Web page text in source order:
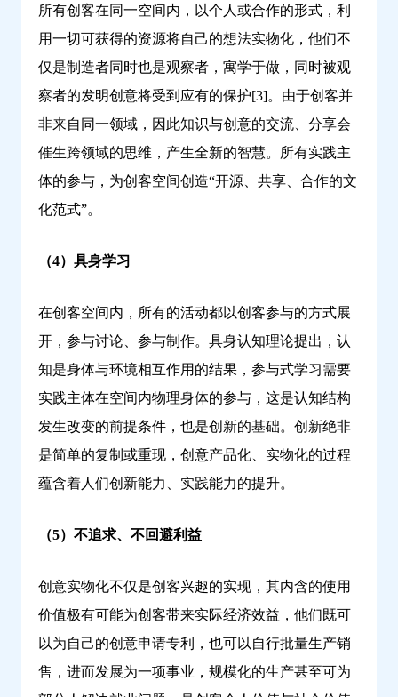
所有创客在同一空间内，以个人或合作的形式，利
用一切可获得的资源将自己的想法实物化，他们不
仅是制造者同时也是观察者，寓学于做，同时被观
察者的发明创意将受到应有的保护[3]。由于创客并
非来自同一领域，因此知识与创意的交流、分享会
催生跨领域的思维，产生全新的智慧。所有实践主
体的参与，为创客空间创造“开源、共享、合作的文
化范式”。
（4）具身学习
在创客空间内，所有的活动都以创客参与的方式展
开，参与讨论、参与制作。具身认知理论提出，认
知是身体与环境相互作用的结果，参与式学习需要
实践主体在空间内物理身体的参与，这是认知结构
发生改变的前提条件，也是创新的基础。创新绝非
是简单的复制或重现，创意产品化、实物化的过程
蕴含着人们创新能力、实践能力的提升。
（5）不追求、不回避利益
创意实物化不仅是创客兴趣的实现，其内含的使用
价值极有可能为创客带来实际经济效益，他们既可
以为自己的创意申请专利，也可以自行批量生产销
售，进而发展为一项事业，规模化的生产甚至可为